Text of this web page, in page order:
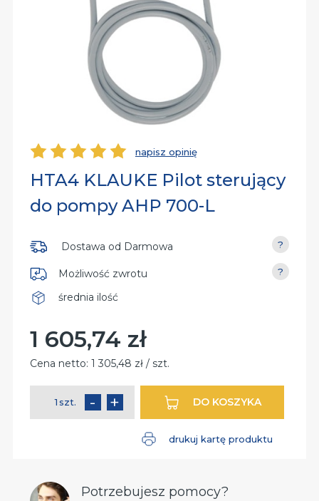
Ocena napisz opinię
HTA4 KLAUKE Pilot sterujący
do pompy AHP 700-L
Dostawa od Darmowa
Możliwość zwrotu
Dostępność
średnia ilość
Cena:
1 605,74 zł
Cena netto: 1 305,48 zł / szt.
ilośćszt. - + DO KOSZYKA
drukuj kartę produktu
Potrzebujesz pomocy?